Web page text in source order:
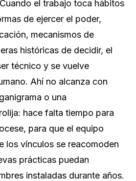
el trabajo toca hábitos
de ejercer el poder,
mecanismos de
históricas de decidir, el
técnico y se vuelve
Ahí no alcanza con
o una
hace falta tiempo para
para que el equipo
los vínculos se reacomoden
prácticas puedan
instaladas durante años.